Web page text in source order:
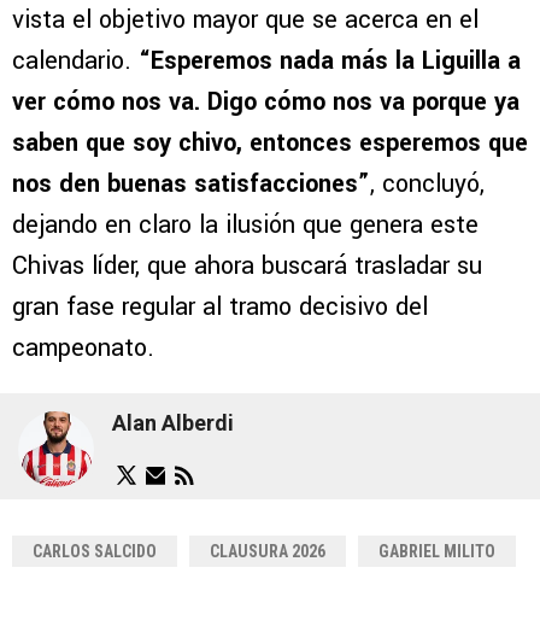
vista el objetivo mayor que se acerca en el
calendario. “Esperemos nada más la Liguilla a
ver cómo nos va. Digo cómo nos va porque ya
saben que soy chivo, entonces esperemos que
nos den buenas satisfacciones”, concluyó,
dejando en claro la ilusión que genera este
Chivas líder, que ahora buscará trasladar su
gran fase regular al tramo decisivo del
campeonato.
Alan Alberdi
CARLOS SALCIDO CLAUSURA 2026 GABRIEL MILITO